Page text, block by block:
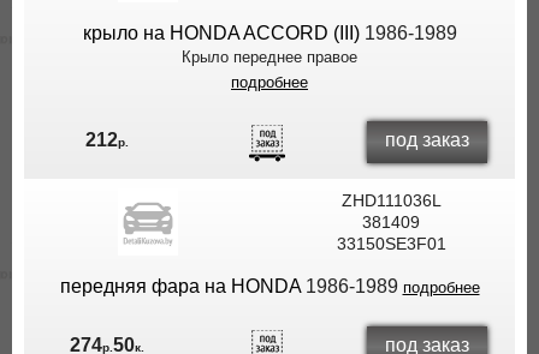
крыло на HONDA ACCORD (III)1986-1989
Крыло переднее правое
подробнее
212р. под заказ
ZHD111036L
381409
33150SE3F01
передняя фара на HONDA 1986-1989 подробнее
274р. 50к. под заказ